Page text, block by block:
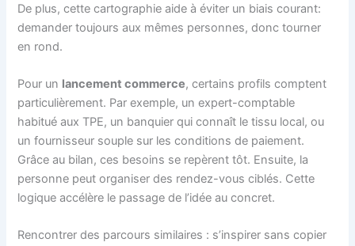
De plus, cette cartographie aide à éviter un biais courant:
demander toujours aux mêmes personnes, donc tourner
en rond.
Pour un lancement commerce, certains profils comptent
particulièrement. Par exemple, un expert-comptable
habitué aux TPE, un banquier qui connaît le tissu local, ou
un fournisseur souple sur les conditions de paiement.
Grâce au bilan, ces besoins se repèrent tôt. Ensuite, la
personne peut organiser des rendez-vous ciblés. Cette
logique accélère le passage de l’idée au concret.
Rencontrer des parcours similaires : s’inspirer sans copier